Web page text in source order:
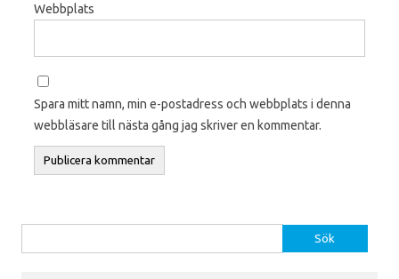
Webbplats
Spara mitt namn, min e-postadress och webbplats i denna
webbläsare till nästa gång jag skriver en kommentar.